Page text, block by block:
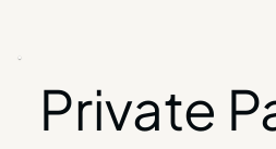
Private